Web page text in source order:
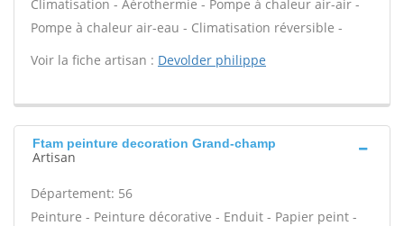
Climatisation - Aérothermie - Pompe à chaleur air-air -
Pompe à chaleur air-eau - Climatisation réversible -
Voir la fiche artisan : Devolder philippe
Ftam peinture decoration Grand-champ
Artisan
Département: 56
Peinture - Peinture décorative - Enduit - Papier peint -